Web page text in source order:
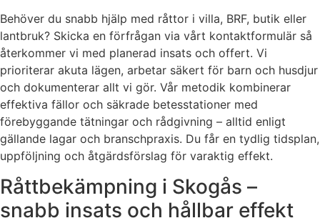
Behöver du snabb hjälp med råttor i villa, BRF, butik eller
lantbruk? Skicka en förfrågan via vårt kontaktformulär så
återkommer vi med planerad insats och offert. Vi
prioriterar akuta lägen, arbetar säkert för barn och husdjur
och dokumenterar allt vi gör. Vår metodik kombinerar
effektiva fällor och säkrade betesstationer med
förebyggande tätningar och rådgivning – alltid enligt
gällande lagar och branschpraxis. Du får en tydlig tidsplan,
uppföljning och åtgärdsförslag för varaktig effekt.
Råttbekämpning i Skogås –
snabb insats och hållbar effekt